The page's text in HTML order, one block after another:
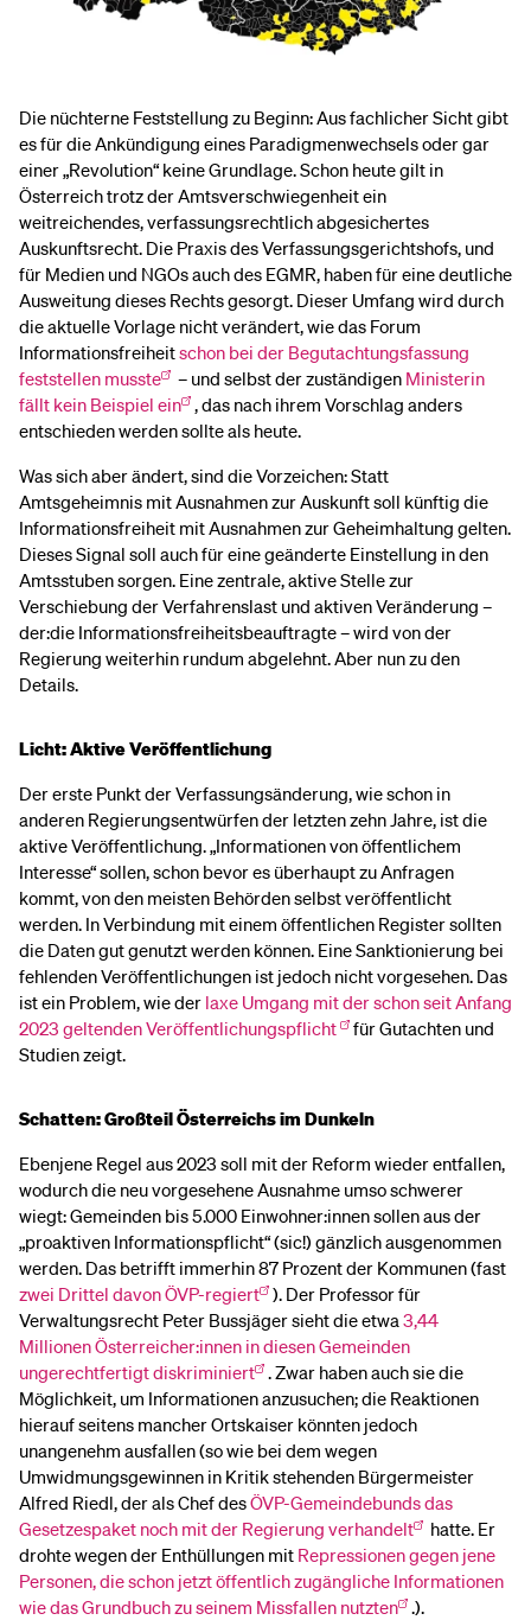
Die nüchterne Feststellung zu Beginn: Aus fachlicher Sicht gibt
es für die Ankündigung eines Paradigmenwechsels oder gar
einer „Revolution“ keine Grundlage. Schon heute gilt in
Österreich trotz der Amtsverschwiegenheit ein
weitreichendes, verfassungsrechtlich abgesichertes
Auskunftsrecht. Die Praxis des Verfassungsgerichtshofs, und
für Medien und NGOs auch des EGMR, haben für eine deutliche
Ausweitung dieses Rechts gesorgt. Dieser Umfang wird durch
die aktuelle Vorlage nicht verändert, wie das Forum
Informationsfreiheitschon bei der Begutachtungsfassung
feststellen musste
– und selbst der zuständigen Ministerin
fällt kein Beispiel ein , das nach ihrem Vorschlag anders
entschieden werden sollte als heute.
Was sich aber ändert, sind die Vorzeichen: Statt
Amtsgeheimnis mit Ausnahmen zur Auskunft soll künftig die
Informationsfreiheit mit Ausnahmen zur Geheimhaltung gelten.
Dieses Signal soll auch für eine geänderte Einstellung in den
Amtsstuben sorgen. Eine zentrale, aktive Stelle zur
Verschiebung der Verfahrenslast und aktiven Veränderung –
der:die Informationsfreiheitsbeauftragte – wird von der
Regierung weiterhin rundum abgelehnt. Aber nun zu den
Details.
Licht: Aktive Veröffentlichung
Der erste Punkt der Verfassungsänderung, wie schon in
anderen Regierungsentwürfen der letzten zehn Jahre, ist die
aktive Veröffentlichung. „Informationen von öffentlichem
Interesse“ sollen, schon bevor es überhaupt zu Anfragen
kommt, von den meisten Behörden selbst veröffentlicht
werden. In Verbindung mit einem öffentlichen Register sollten
die Daten gut genutzt werden können. Eine Sanktionierung bei
fehlenden Veröffentlichungen ist jedoch nicht vorgesehen. Das
ist ein Problem, wie der laxe Umgang mit der schon seit Anfang
2023 geltenden Veröffentlichungspflicht
für Gutachten und
Studien zeigt.
Schatten: Großteil Österreichs im Dunkeln
Ebenjene Regel aus 2023 soll mit der Reform wieder entfallen,
wodurch die neu vorgesehene Ausnahme umso schwerer
wiegt: Gemeinden bis 5.000 Einwohner:innen sollen aus der
„proaktiven Informationspflicht“ (sic!) gänzlich ausgenommen
werden. Das betrifft immerhin 87 Prozent der Kommunen (fast
zwei Drittel davon ÖVP-regiert ). Der Professor für
Verwaltungsrecht Peter Bussjäger sieht die etwa3,44
Millionen Österreicher:innen in diesen Gemeinden
ungerechtfertigt diskriminiert . Zwar haben auch sie die
Möglichkeit, um Informationen anzusuchen; die Reaktionen
hierauf seitens mancher Ortskaiser könnten jedoch
unangenehm ausfallen (so wie bei dem wegen
Umwidmungsgewinnen in Kritik stehenden Bürgermeister
Alfred Riedl, der als Chef desÖVP-Gemeindebunds das
Gesetzespaket noch mit der Regierung verhandelt
hatte. Er
drohte wegen der Enthüllungen mit Repressionen gegen jene
Personen, die schon jetzt öffentlich zugängliche Informationen
wie das Grundbuch zu seinem Missfallen nutzten .).